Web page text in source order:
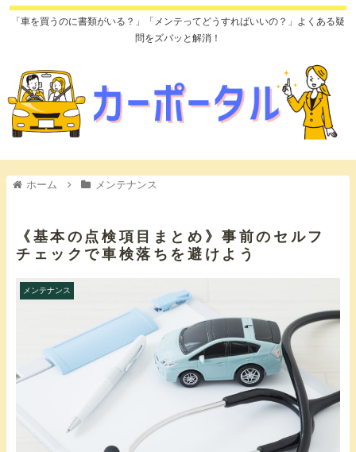
「車を買うのに書類がいる？」「メンテってどうすればいいの？」よくある疑
問をズバッと解消！
ホーム メンテナンス
《基本の点検項目まとめ》事前のセルフ
チェックで車検落ちを避けよう
メンテナンス